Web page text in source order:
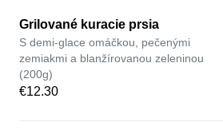
Grilované kuracie prsia
S demi-glace omáčkou, pečenými
zemiakmi a blanžírovanou zeleninou
(200g)
€12.30